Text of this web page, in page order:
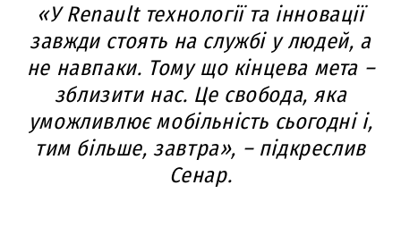
«У Renault технології та інновації
завжди стоять на службі у людей, а
не навпаки. Тому що кінцева мета –
зблизити нас. Це свобода, яка
уможливлює мобільність сьогодні і,
тим більше, завтра», – підкреслив
Сенар.